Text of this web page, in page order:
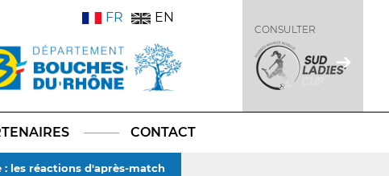
FR EN
CONSULTER
CONTACT
: les réactions d'après-match